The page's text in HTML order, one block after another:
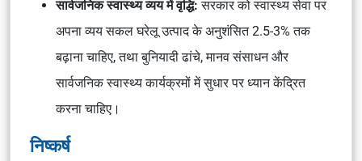
सार्वजनिक स्वास्थ्य व्यय में वृद्धि:सरकार को स्वास्थ्य सेवा पर
अपना व्यय सकल घरेलू उत्पाद के अनुशंसित 2.5-3% तक
बढ़ाना चाहिए, तथा बुनियादी ढांचे, मानव संसाधन और
सार्वजनिक स्वास्थ्य कार्यक्रमों में सुधार पर ध्यान केंद्रित
करना चाहिए।
निष्कर्ष